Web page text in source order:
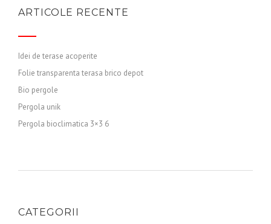
ARTICOLE RECENTE
Idei de terase acoperite
Folie transparenta terasa brico depot
Bio pergole
Pergola unik
Pergola bioclimatica 3×3 6
CATEGORII